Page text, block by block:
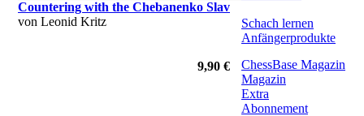
Countering with the Chebanenko Slav
von Leonid Kritz
9,90 €
Schach lernen
Anfängerprodukte
ChessBase Magazin
Magazin
Extra
Abonnement